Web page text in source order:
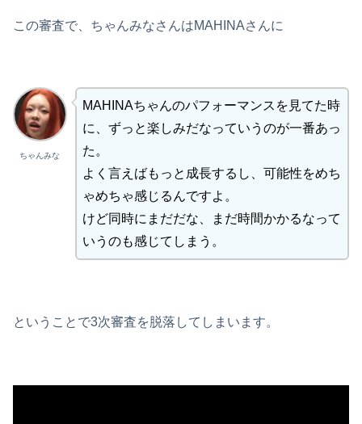
この審査で、ちゃんみなさんはMAHINAさんに
ちゃんみな
MAHINAちゃんのパフォーマンスを見てた時
に、ずっと楽しみだなっていうのが一番あっ
た。
よく言えばもっと成長するし、可能性をめち
ゃめちゃ感じるんですよ。
けど同時にまだだな、まだ時間かかるなって
いうのも感じてしまう。
ということで3次審査を脱落してしまいます。